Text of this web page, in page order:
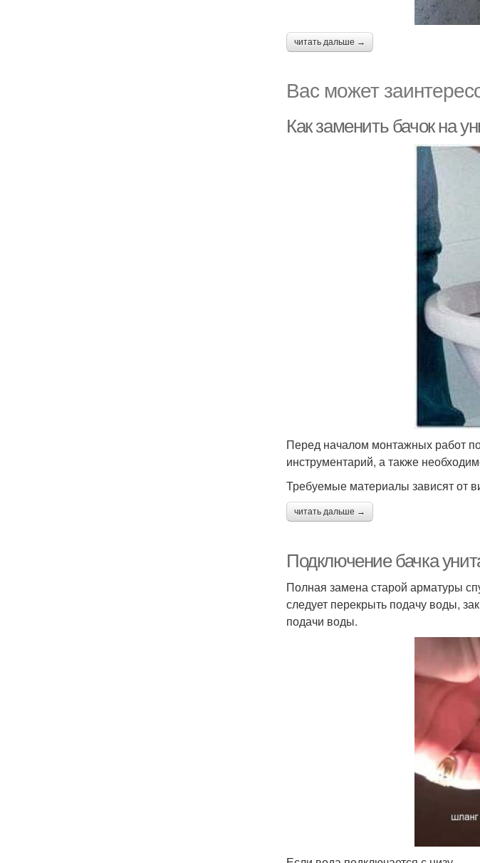
читать дальше →
Вас может
Как заменить бачок на
Перед началом монтажных работ по
инструментарий, а также
Требуемые материалы зависят от
читать дальше →
Подключение бачка
Полная замена старой арматуры
следует перекрыть подачу воды,
подачи воды.